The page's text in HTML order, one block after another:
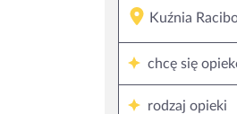
chcę się
rodzaj opieki